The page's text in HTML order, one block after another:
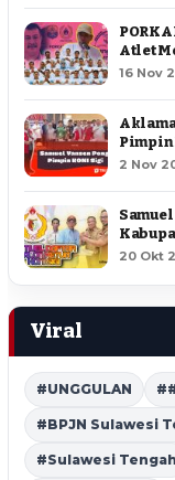
Atlet
16 Nov
Pimpin
2 Nov
20 Okt
Viral
#UNGGULAN
#BPJN Sulawesi
#Sulawesi Tengah